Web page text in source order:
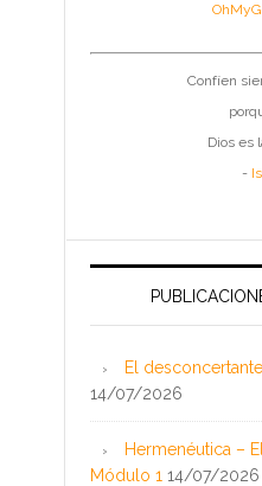
Confíen
Dios es
-
El
14/07/2026
Hermenéutica –
Módulo 1 14/07/2026